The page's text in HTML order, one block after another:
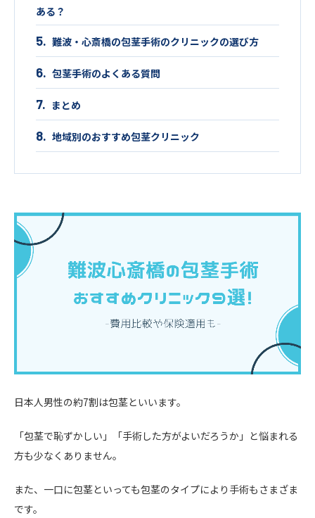
ある？
難波・心斎橋の包茎手術のクリニックの選び方
包茎手術のよくある質問
まとめ
地域別のおすすめ包茎クリニック
日本人男性の約7割は包茎といいます。
「包茎で恥ずかしい」「手術した方がよいだろうか」と悩まれる
方も少なくありません。
また、一口に包茎といっても包茎のタイプにより手術もさまざま
です。